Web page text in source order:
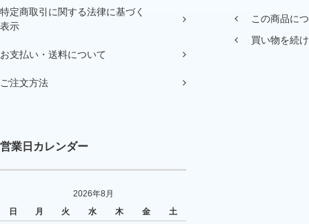
特定商取引に関する法律に基づく
表示
お支払い・送料について
ご注文方法
営業日カレンダー
2026年8月
日
月 火 水 木 金
土
この商品に
買い物を続